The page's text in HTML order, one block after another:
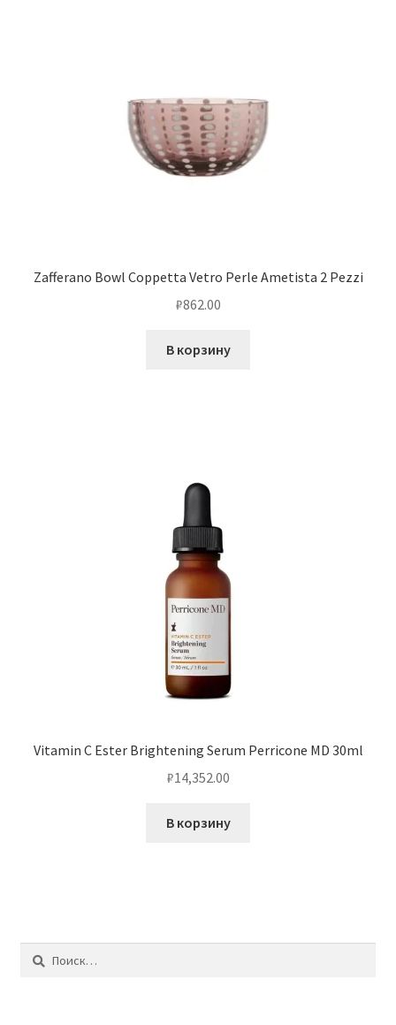
Zafferano Bowl Coppetta Vetro Perle Ametista 2 Pezzi
₽862.00
В корзину
Vitamin C Ester Brightening Serum Perricone MD 30ml
₽14,352.00
В корзину
Найти: